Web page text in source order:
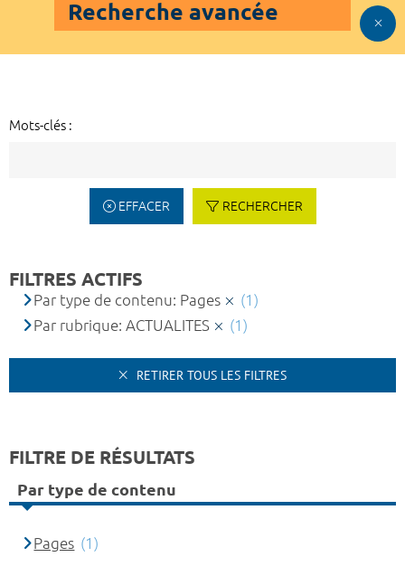
Recherche avancée
Mots-clés :
EFFACER RECHERCHER
FILTRES ACTIFS
Par type de contenu: Pages
(1)
Par rubrique: ACTUALITES
(1)
RETIRER TOUS LES FILTRES
FILTRE DE RÉSULTATS
Par type de contenu
Pages (1)